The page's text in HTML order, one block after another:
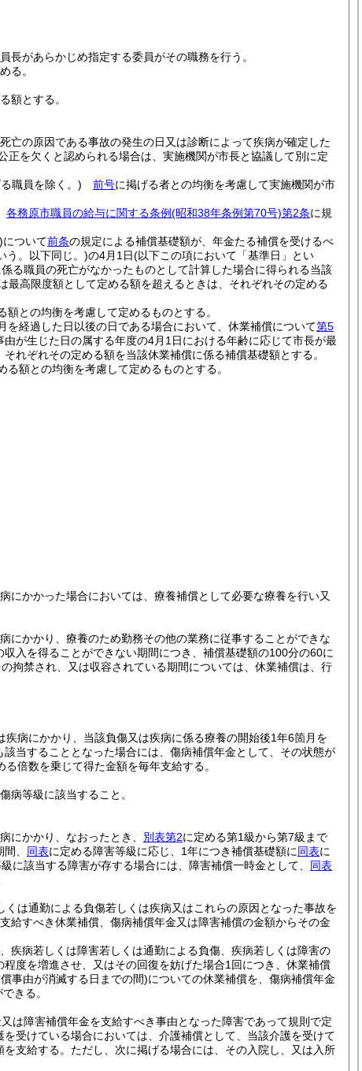
があらかじめ指定する委員がその職務を行う。
る。
額とする。
亡の原因である事故の発生の日又は診断によって疾病が確定した
正を欠くと認められる場合は、実施機関が市長と協議して別に定
職員を除く。) 前号に掲げる者との均衡を考慮して実施機関が市
各務原市職員の給与に関する条例(昭和38年条例第70号)第2条に規
について前条の規定による補償基礎額が、年金たる補償を受けるべ
う。以下同じ。)の4月1日(以下この項において「基準日」とい
る職員の死亡がなかったものとして計算した場合に得られる当該
高限度額として定める額を超えるときは、それぞれその定める
との均衡を考慮して定めるものとする。
経過した日以後の日である場合において、休業補償について第5
が生じた日の属する年度の4月1日における年齢に応じて市長が最
れぞれその定める額を当該休業補償に係る補償基礎額とする。
額との均衡を考慮して定めるものとする。
かかった場合においては、療養補償として必要な療養を行い又
にかかり、療養のため勤務その他の業務に従事することができな
入を得ることができない期間につき、補償基礎額の100分の60に
拘禁され、又は収容されている期間については、休業補償は、行
病にかかり、当該負傷又は疾病に係る療養の開始後1年6箇月を
該当することとなった場合には、傷病補償年金として、その状態が
る倍数を乗じて得た金額を毎年支給する。
病等級に該当すること。
にかかり、なおったとき、 別表第2に定める第1級から第7級まで
、 同表に定める障害等級に応じ、1年につき補償基礎額に同表に
に該当する障害が存する場合には、障害補償一時金として、 同表
は通勤による負傷若しくは疾病又はこれらの原因となった事故を
給すべき休業補償、傷病補償年金又は障害補償の金額からその金
疾病若しくは障害若しくは通勤による負傷、疾病若しくは障害の
度を増進させ、又はその回復を妨げた場合1回につき、休業補償
事由が消滅する日までの間)についての休業補償を、傷病補償年金
きる。
は障害補償年金を支給すべき事由となった障害であって規則で定
受けている場合においては、介護補償として、当該介護を受けて
支給する。 ただし、次に掲げる場合には、その入院し、又は入所